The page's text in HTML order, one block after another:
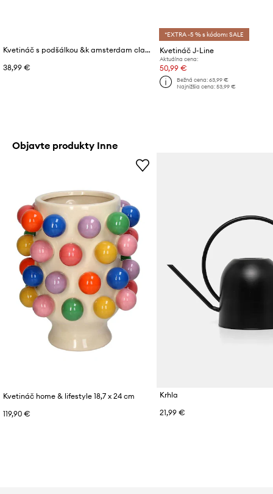
Kvetináč s podšálkou &k amsterdam clash wiggle 13.5 x 15.5 cm
38,99 €
*EXTRA -5 % s kódom: SALE
Kvetináč J-Line
Aktuálna cena:
50,99 €
Bežná cena:63,99 €
Najnižšia cena:53,99 €
Objavte produkty Inne
Kvetináč home & lifestyle 18,7 x 24 cm
119,90 €
Krhla
21,99 €